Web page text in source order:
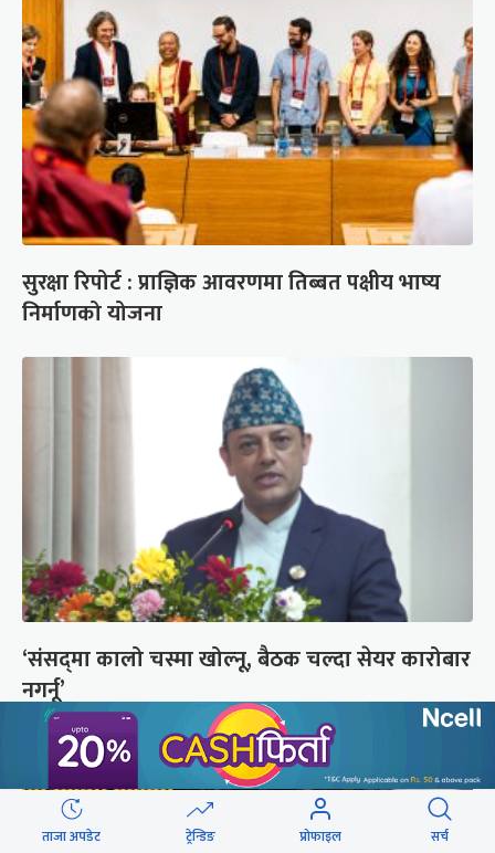
सुरक्षा रिपोर्ट : प्राज्ञिक आवरणमा तिब्बत पक्षीय भाष्य
निर्माणको योजना
‘संसद्‍मा कालो चस्मा खोल्नू, बैठक चल्दा सेयर कारोबार
नगर्नू’
ताजा अपडेट ट्रेन्डिङ प्रोफाइल सर्च